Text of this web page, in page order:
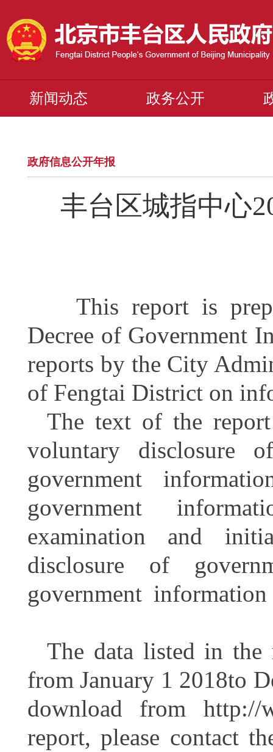
新闻动态 政务公开
政府信息公开年报
丰台区城指中心
This report is
Decree of Government
reports by the City
of Fengtai District on
The text of the
voluntary disclosure
government
government
examination and
disclosure of
government
The data listed in
from January 1 2018to
download from http://
report, please contact